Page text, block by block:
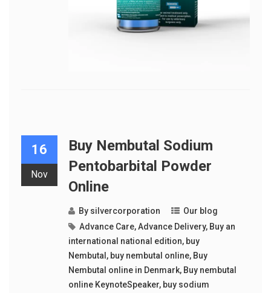
16
Nov
Buy Nembutal Sodium
Pentobarbital Powder
Online
By silvercorporation
Our blog
Advance Care,Advance Delivery, Buy an
international national edition, buy
Nembutal , buy nembutal online, Buy
Nembutal online in Denmark, Buy nembutal
online KeynoteSpeaker, buy sodium